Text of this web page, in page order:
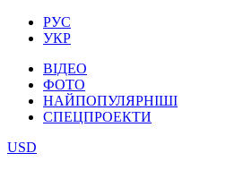
РУС
УКР
ВІДЕО
ФОТО
НАЙПОПУЛЯРНІШІ
СПЕЦПРОЕКТИ
USD